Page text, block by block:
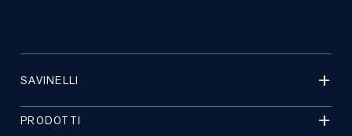
SAVINELLI
PRODOTTI